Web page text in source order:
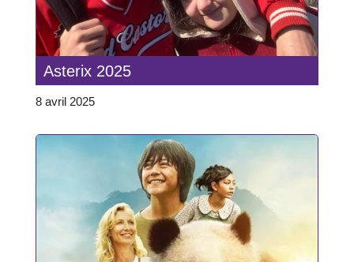
Asterix 2025
8 avril 2025